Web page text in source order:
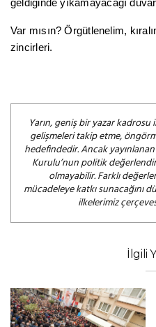
geldiğinde yıkamayacağı
Var mısın? Örgütlenelim,
zincirleri.
Yarın, geniş bir yazar
gelişmeleri takip etme,
hedefindedir. Ancak
Kurulu’nun politik
olmayabilir. Farklı
mücadeleye katkı sunacağını
ilkelerimiz
İlgili